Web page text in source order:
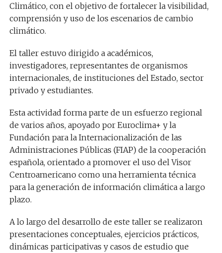
Climático, con el objetivo de fortalecer la visibilidad,
comprensión y uso de los escenarios de cambio
climático.
El taller estuvo dirigido a académicos,
investigadores, representantes de organismos
internacionales, de instituciones del Estado, sector
privado y estudiantes.
Esta actividad forma parte de un esfuerzo regional
de varios años, apoyado por Euroclima+ y la
Fundación para la Internacionalización de las
Administraciones Públicas (FIAP) de la cooperación
española, orientado a promover el uso del Visor
Centroamericano como una herramienta técnica
para la generación de información climática a largo
plazo.
A lo largo del desarrollo de este taller se realizaron
presentaciones conceptuales, ejercicios prácticos,
dinámicas participativas y casos de estudio que